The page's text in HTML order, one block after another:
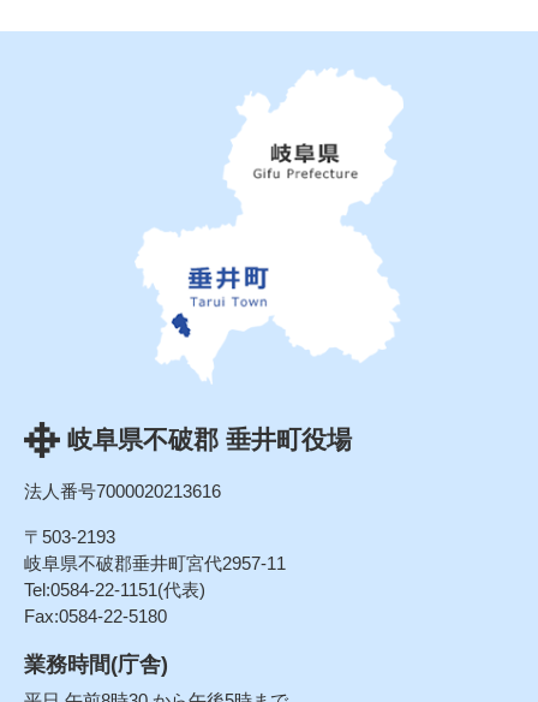
岐阜県不破郡 垂井町役場
法人番号7000020213616
〒503-2193
岐阜県不破郡垂井町宮代2957-11
Tel:0584-22-1151(代表)
Fax:0584-22-5180
業務時間(庁舎)